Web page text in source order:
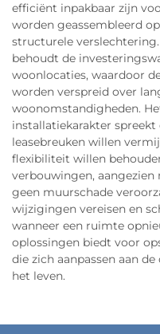
efficiënt inpakbaar zijn
worden geassembleerd
structurele
behoudt de
woonlocaties, waardoor
worden verspreid over
woonomstandigheden.
installatiekarakter spreekt
leasebreuken willen
flexibiliteit willen
verbouwingen,
geen muurschade
wijzigingen vereisen en
wanneer een ruimte
oplossingen biedt voor
die zich aanpassen aan
het leven.